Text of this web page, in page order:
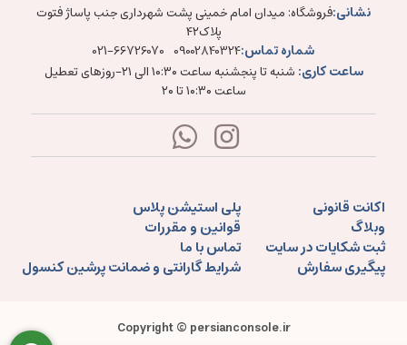
نشانی:فروشگاه: میدان امام خمینی پشت شهرداری جنب پاساژ فتوت
پلاک۴۲
شماره تماس:09002840324
021-66726070
ساعت کاری:
شنبه تا پنجشنبه ساعت ۱۰:۳۰ الی ۲۱-روزهای تعطیل
ساعت ۱۰:۳۰ تا ۲۰
اکانت قانونی
پلی استیشن پلاس
وبلاگ
قوانین و مقررات
ثبت شکایات در سایت
تماس با ما
پیگیری سفارش
شرایط گارانتی و ضمانت پرشین کنسول
Copyright © persianconsole.ir